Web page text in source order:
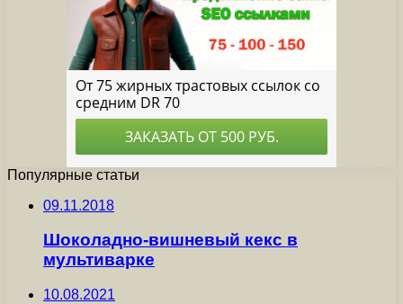
Популярные статьи
09.11.2018
Шоколадно-вишневый кекс в
мультиварке
10.08.2021